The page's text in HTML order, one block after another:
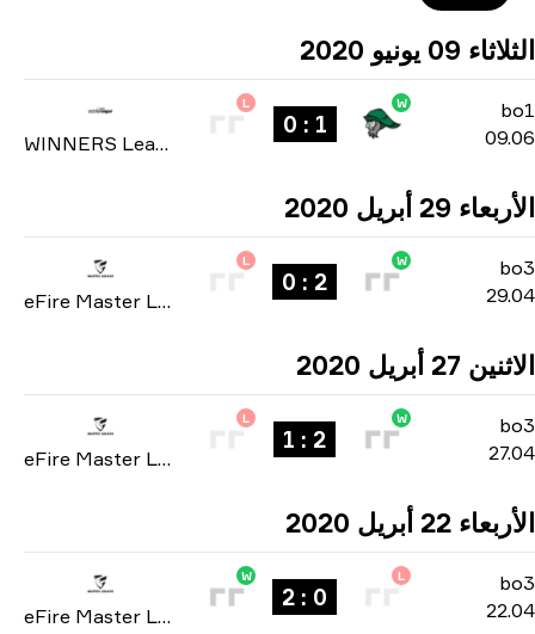
09 يونيو 2020
29 أبريل 2020
أبريل 2020
22 أبريل 2020